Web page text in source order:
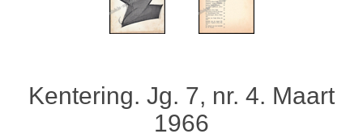
Kentering. Jg. 7, nr. 4. Maart
1966